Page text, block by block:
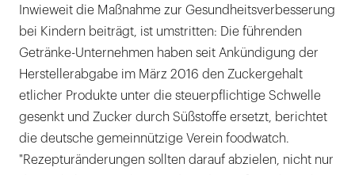
Inwieweit die Maßnahme zur Gesundheitsverbesserung
bei Kindern beiträgt, ist umstritten: Die führenden
Getränke-Unternehmen haben seit Ankündigung der
Herstellerabgabe im März 2016 den Zuckergehalt
etlicher Produkte unter die steuerpflichtige Schwelle
gesenkt und Zucker durch Süßstoffe ersetzt, berichtet
die deutsche gemeinnützige Verein foodwatch.
"Rezepturänderungen sollten darauf abzielen, nicht nur